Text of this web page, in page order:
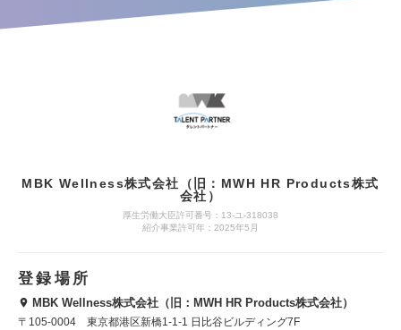
MBK Wellness株式会社（旧：MWH HR Products株式
会社）
厚生労働大臣許可番号：13-ユ-318038
紹介事業許可年：2025年5月
登録場所
MBK Wellness株式会社（旧：MWH HR Products株式会社）
〒105-0004 東京都港区新橋1-1-1 日比谷ビルディング7F